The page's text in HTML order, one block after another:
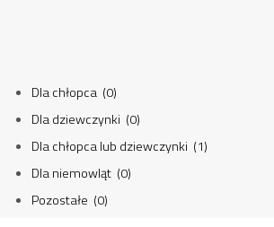
Dla chłopca (0)
Dla dziewczynki (0)
Dla chłopca lub dziewczynki (1)
Dla niemowląt (0)
Pozostałe (0)